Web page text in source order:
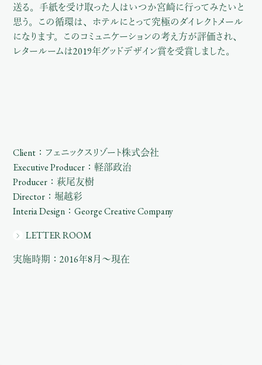
送る。手紙を受け取った人はいつか宮崎に行ってみたいと
思う。この循環は、ホテルにとって究極のダイレクトメール
になります。このコミュニケーションの考え方が評価され、
レタールームは2019年グッドデザイン賞を受賞しました。
Client：フェニックスリゾート株式会社
Executive Producer：軽部政治
Producer：萩尾友樹
Director：堀越彩
Interia Design：George Creative Company
LETTER ROOM
実施時期：2016年8月〜現在